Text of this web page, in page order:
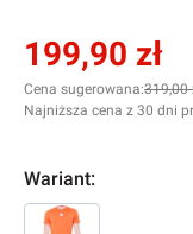
199,90 zł
Cena sugerowana:319,00
Najniższa cena z 30 dni
Wariant: